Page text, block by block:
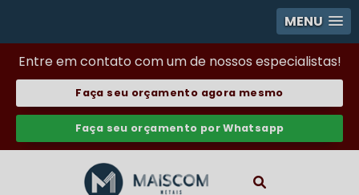
MENU
Entre em contato com um de nossos especialistas!
Faça seu orçamento agora mesmo
Faça seu orçamento por Whatsapp